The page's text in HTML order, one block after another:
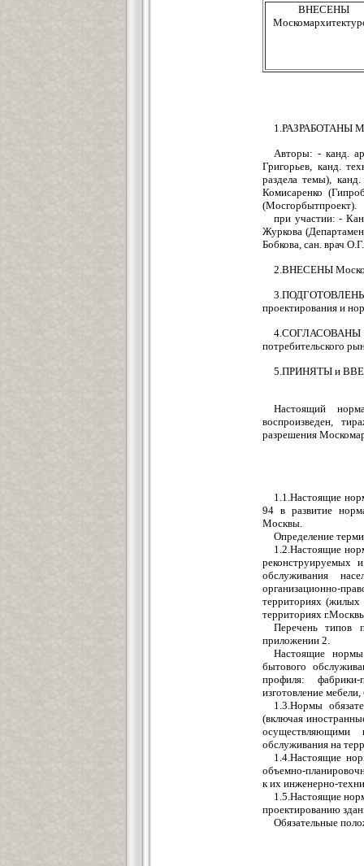
ВНЕСЕНЫ
1.РАЗРАБОТАНЫ
Авторы: - канд.
Григорьев, канд.
раздела темы),
Комисаренко
(Мосгорбытпроект).
при участии: -
Журкова
Бобкова, сан. врач
2.ВНЕСЕНЫ
проектирования и
4.СОГЛАСОВАНЫ
потребительского
5.ПРИНЯТЫ и
Настоящий
воспроизведен,
разрешения
1.1.Настоящие
94 в развитие
Москвы.
Определение
1.2.Настоящие
реконструируемых
обслуживания
организационно-
территориях
территориях
Перечень типов
приложении 2.
Настоящие нормы
бытового
профиля: фабрики-
изготовление
1.3.Нормы
(включая
осуществляющими
обслуживания на
1.4.Настоящие
объемно-
к их инженерно-
1.5.Настоящие
проектированию
Обязательные